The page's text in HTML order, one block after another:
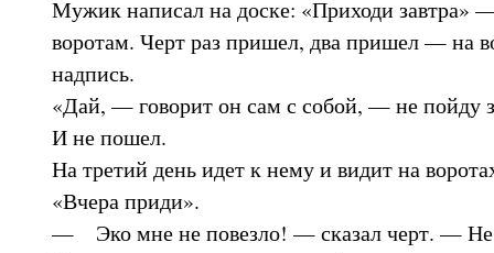
Мужик написал на доске: «Приходи завтра»
воротам. Черт раз пришел, два пришел — на
надпись.
«Дай, — говорит он сам с собой, — не пойду
И не пошел.
На третий день идет к нему и видит на
«Вчера приди».
— Эко мне не повезло! — сказал черт. — Не